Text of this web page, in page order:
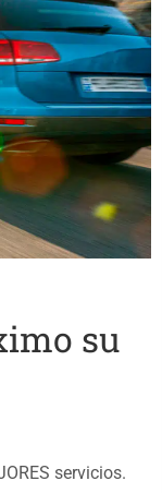
su
servicios.